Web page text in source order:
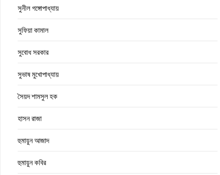
সুনীল গঙ্গোপাধ্যায়
সুফিয়া কামাল
সুবোধ সরকার
সুভাষ মুখোপাধ্যায়
সৈয়দ শামসুল হক
হাসন রাজা
হুমায়ুন আজাদ
হুমায়ুন কবির